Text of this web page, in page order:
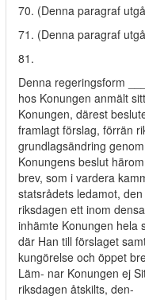
70. (Denna paragraf
71. (Denna paragraf
81.
Denna regeringsform
hos Konungen anmält
Konungen, därest
framlagt förslag, förrän
grundlagsändring
Konungens beslut
brev, som i vardera
statsrådets ledamot,
riksdagen ett inom
inhämte Konungen hela
där Han till förslaget
kungörelse och öppet
Läm- nar Konungen ej
riksdagen åtskilts, den-